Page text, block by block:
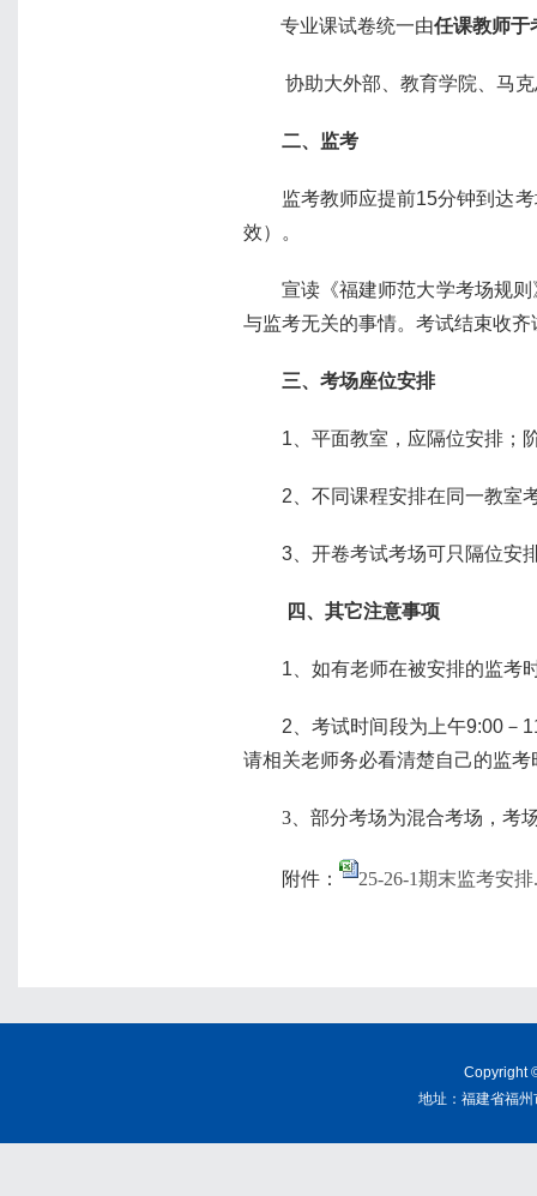
专业课试卷统一由任课教师于
协助大外部、教育学院、马
二、监考
监考教师应提前15分钟到达
效）。
宣读《福建师范大学考场规
与监考无关的事情。考试结束收
三、考场座位安排
1 、平面教室，应隔位安排
2 、不同课程安排在同一教
3 、开卷考试考场可只隔位安
四、其它注意事项
1 、如有老师在被安排的监
2 、考试时间段为上午9:00－
请相关老师务必看清楚自己的监
3、部分考场为混合考场，考
附件： 25-26-1期末监考安排
Copyright
地址：福建省福